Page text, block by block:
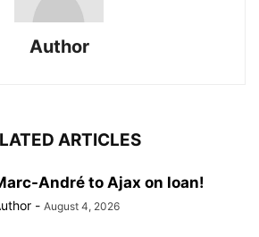
Author
ARTICLES
André to Ajax on loan!
- August 4, 2026